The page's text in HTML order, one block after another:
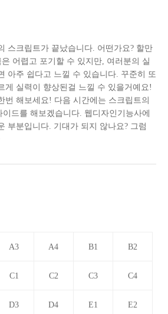
스크립트가 끝났습니다. 어떤가요? 할만
어렵고 포기할 수 있지만, 여러분의 실
아주 쉽다고 느낄 수 있습니다. 꾸준히 또
게 실력이 향상된걸 느낄 수 있을거예요!
번 해보세요! 다음 시간에는 스크립트의
드를 해보겠습니다. 웹디자인기능사에
부분입니다. 기대가 되지 않나요? 그럼
A3 A4 B1 B2
C1 C2 C3 C4
D3 D4 E1 E2